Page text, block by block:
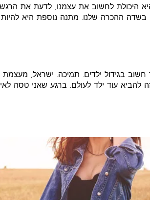
לחשוב את עצמנו, לדעת את
בשדה ההכרה שלנו. מתנה נוספת היא
בגידול ילדים. תמיכה. ישראל,
עוד ילד לעולם. ברגע שאני טסה